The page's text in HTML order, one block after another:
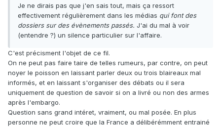
Je ne dirais pas que j'en sais tout, mais ça ressort
effectivement régulièrement dans les médias qui font des
dossiers sur des évènements passés. J'ai du mal à voir
(entendre ?) un silence particulier sur l'affaire.
C'est précisment l'objet de ce fil.
On ne peut pas faire taire de telles rumeurs, par contre, on peut
noyer le poisson en laissant parler deux ou trois blaireaux mal
informés, et en laissant s'organiser des débats ou il sera
uniquement de question de savoir si on a livré ou non des armes
après l'embargo.
Question sans grand intéret, vraiment, ou mal posée. En plus
personne ne peut croire que la France a délibérémment entrainé